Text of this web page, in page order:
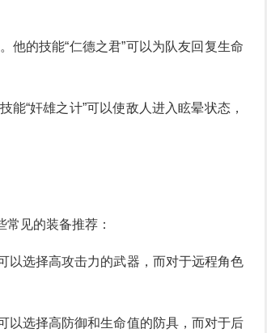
他的技能“仁德之君”可以为队友回复生命
“奸雄之计”可以使敌人进入眩晕状态，
见的装备推荐：
以选择高攻击力的武器，而对于远程角色
以选择高防御和生命值的防具，而对于后